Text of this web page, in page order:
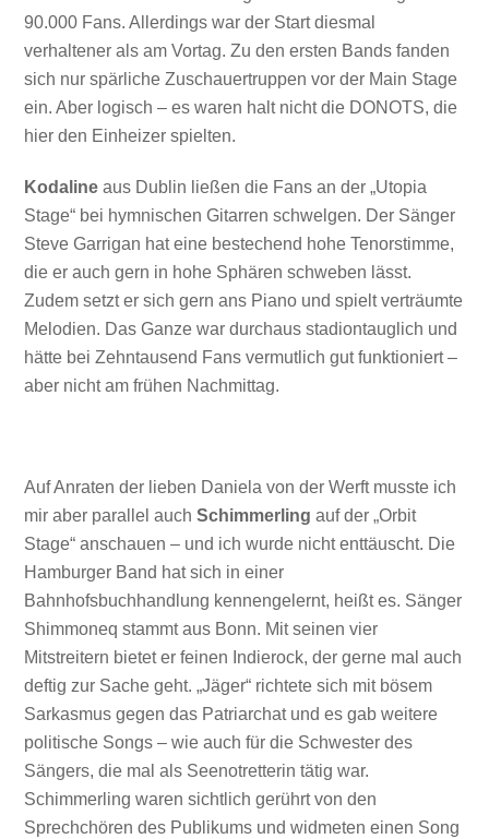
90.000 Fans. Allerdings war der Start diesmal
verhaltener als am Vortag. Zu den ersten Bands fanden
sich nur spärliche Zuschauertruppen vor der Main Stage
ein. Aber logisch – es waren halt nicht die DONOTS, die
hier den Einheizer spielten.
Kodaline aus Dublin ließen die Fans an der „Utopia
Stage“ bei hymnischen Gitarren schwelgen. Der Sänger
Steve Garrigan hat eine bestechend hohe Tenorstimme,
die er auch gern in hohe Sphären schweben lässt.
Zudem setzt er sich gern ans Piano und spielt verträumte
Melodien. Das Ganze war durchaus stadiontauglich und
hätte bei Zehntausend Fans vermutlich gut funktioniert –
aber nicht am frühen Nachmittag.
Auf Anraten der lieben Daniela von der Werft musste ich
mir aber parallel auchSchimmerling auf der „Orbit
Stage“ anschauen – und ich wurde nicht enttäuscht. Die
Hamburger Band hat sich in einer
Bahnhofsbuchhandlung kennengelernt, heißt es. Sänger
Shimmoneq stammt aus Bonn. Mit seinen vier
Mitstreitern bietet er feinen Indierock, der gerne mal auch
deftig zur Sache geht. „Jäger“ richtete sich mit bösem
Sarkasmus gegen das Patriarchat und es gab weitere
politische Songs – wie auch für die Schwester des
Sängers, die mal als Seenotretterin tätig war.
Schimmerling waren sichtlich gerührt von den
Sprechchören des Publikums und widmeten einen Song